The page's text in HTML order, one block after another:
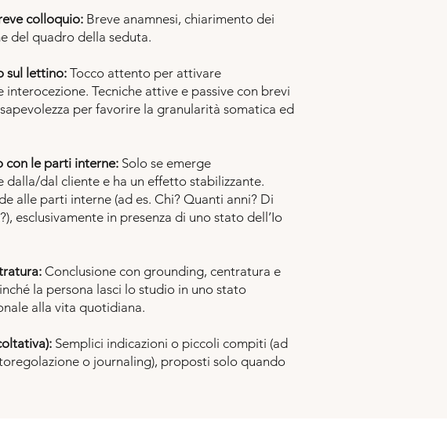
colloquio: Breve anamnesi, chiarimento dei
del quadro della seduta.
sul lettino: Tocco attento per attivare
interocezione. Tecniche attive e passive con brevi
per favorire la granularità somatica ed
con le parti interne: Solo se emerge
dalla/dal cliente e ha un effetto stabilizzante.
alle parti interne (ad es. Chi? Quanti anni? Di
esclusivamente in presenza di uno stato dell’Io
Conclusione con grounding, centratura e
la persona lasci lo studio in uno stato
alla vita quotidiana.
Semplici indicazioni o piccoli compiti (ad
o journaling), proposti solo quando